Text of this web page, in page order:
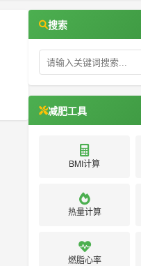
搜索
减肥工具
BMI计算
热量计算
燃脂心率